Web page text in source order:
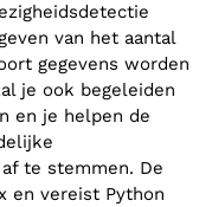
van het aantal
gegevens worden
je ook begeleiden
en je helpen de
te stemmen. De
en vereist Python